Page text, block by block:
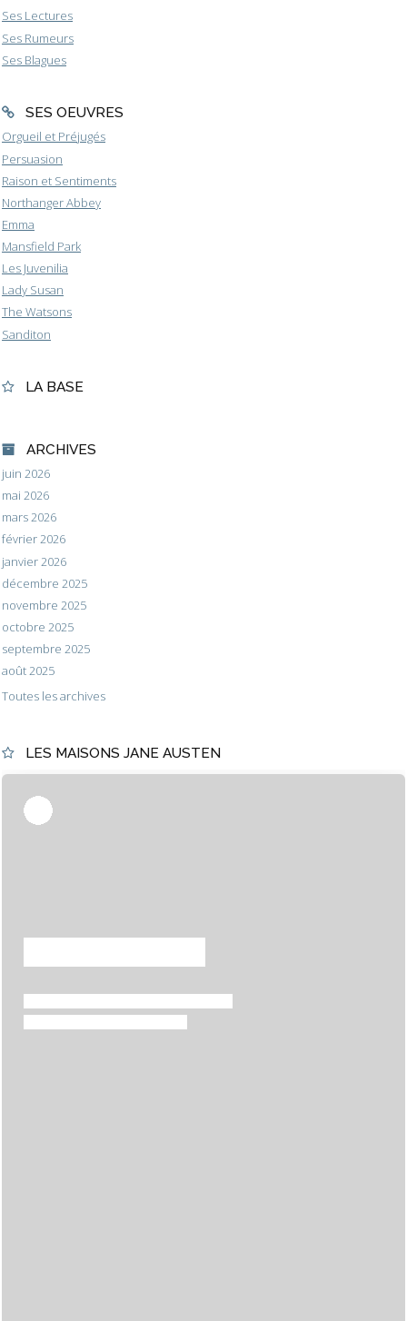
Ses Lectures
Ses Rumeurs
Ses Blagues
SES OEUVRES
Orgueil et Préjugés
Persuasion
Raison et Sentiments
Northanger Abbey
Emma
Mansfield Park
Les Juvenilia
Lady Susan
The Watsons
Sanditon
LA BASE
ARCHIVES
juin 2026
mai 2026
mars 2026
février 2026
janvier 2026
décembre 2025
novembre 2025
octobre 2025
septembre 2025
août 2025
Toutes les archives
LES MAISONS JANE AUSTEN